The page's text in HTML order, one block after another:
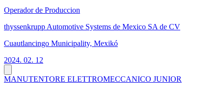
Operador de Produccion
thyssenkrupp Automotive Systems de Mexico SA de CV
Cuautlancingo Municipality, Mexikó
2024. 02. 12
MANUTENTORE ELETTROMECCANICO JUNIOR